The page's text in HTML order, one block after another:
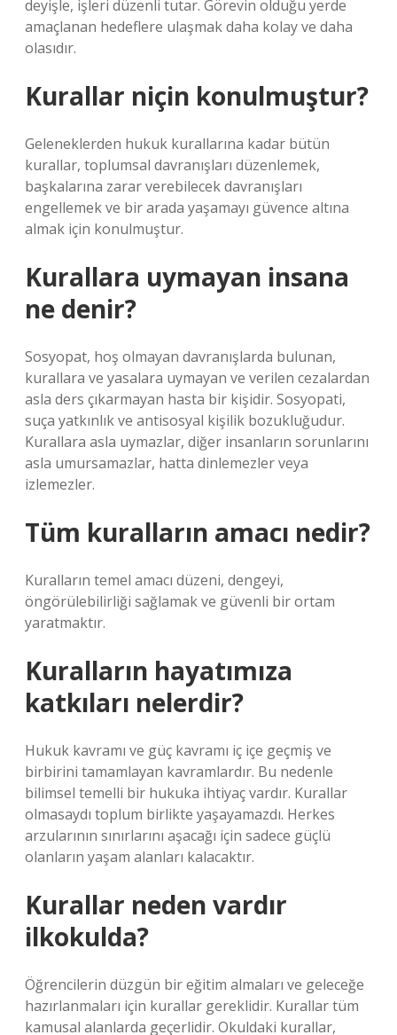
deyişle, işleri düzenli tutar. Görevin olduğu yerde
amaçlanan hedeflere ulaşmak daha kolay ve daha
olasıdır.
Kurallar niçin konulmuştur?
Geleneklerden hukuk kurallarına kadar bütün
kurallar, toplumsal davranışları düzenlemek,
başkalarına zarar verebilecek davranışları
engellemek ve bir arada yaşamayı güvence altına
almak için konulmuştur.
Kurallara uymayan insana
ne denir?
Sosyopat, hoş olmayan davranışlarda bulunan,
kurallara ve yasalara uymayan ve verilen cezalardan
asla ders çıkarmayan hasta bir kişidir. Sosyopati,
suça yatkınlık ve antisosyal kişilik bozukluğudur.
Kurallara asla uymazlar, diğer insanların sorunlarını
asla umursamazlar, hatta dinlemezler veya
izlemezler.
Tüm kuralların amacı nedir?
Kuralların temel amacı düzeni, dengeyi,
öngörülebilirliği sağlamak ve güvenli bir ortam
yaratmaktır.
Kuralların hayatımıza
katkıları nelerdir?
Hukuk kavramı ve güç kavramı iç içe geçmiş ve
birbirini tamamlayan kavramlardır. Bu nedenle
bilimsel temelli bir hukuka ihtiyaç vardır. Kurallar
olmasaydı toplum birlikte yaşayamazdı. Herkes
arzularının sınırlarını aşacağı için sadece güçlü
olanların yaşam alanları kalacaktır.
Kurallar neden vardır
ilkokulda?
Öğrencilerin düzgün bir eğitim almaları ve geleceğe
hazırlanmaları için kurallar gereklidir. Kurallar tüm
kamusal alanlarda geçerlidir. Okuldaki kurallar,